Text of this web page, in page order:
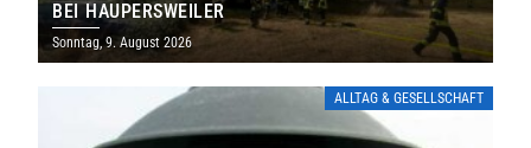
EI HAUPERSWEILER
Sonntag, 9. August 2026
ALLTAG & GESELLSCHAFT